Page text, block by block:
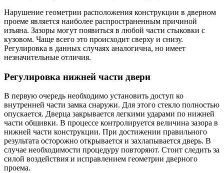
Нарушение геометрии расположения конструкции в дверном
проеме является наиболее распространенным причиной
изъяна. Зазоры могут появиться в любой части стыковки с
кузовом. Чаще всего это происходит сверху и снизу.
Регулировка в данных случаях аналогична, но имеет
незначительные отличия.
Регулировка нижней части двери
В первую очередь необходимо установить доступ ко
внутренней части замка снаружи. Для этого стекло полностью
опускается. Дверца закрывается легкими ударами по нижней
части обшивки. В процессе контролируется величина зазора в
нижней части конструкции. При достижении правильного
результата осторожно открывается и захлапывается дверь. В
случае необходимости процедуру повторяют. Стоит следить за
силой воздействия и исправлением геометрии дверного
проема.